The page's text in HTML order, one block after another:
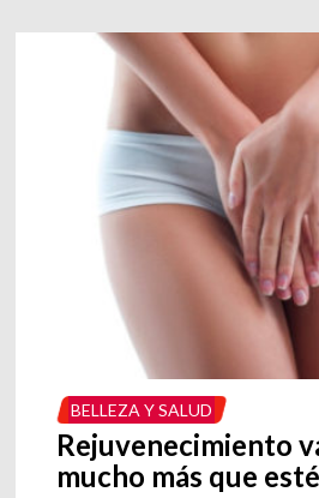
BELLEZA Y SALUD
Rejuvenecimiento
mucho más que